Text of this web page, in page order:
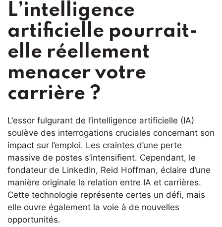
L’intelligence
artificielle pourrait-
elle réellement
menacer votre
carrière ?
L’essor fulgurant de l’intelligence artificielle (IA)
soulève des interrogations cruciales concernant son
impact sur l’emploi. Les craintes d’une perte
massive de postes s’intensifient. Cependant, le
fondateur de LinkedIn, Reid Hoffman, éclaire d’une
manière originale la relation entre IA et carrières.
Cette technologie représente certes un défi, mais
elle ouvre également la voie à de nouvelles
opportunités.